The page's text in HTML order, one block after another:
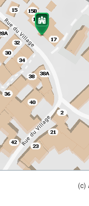
(c)